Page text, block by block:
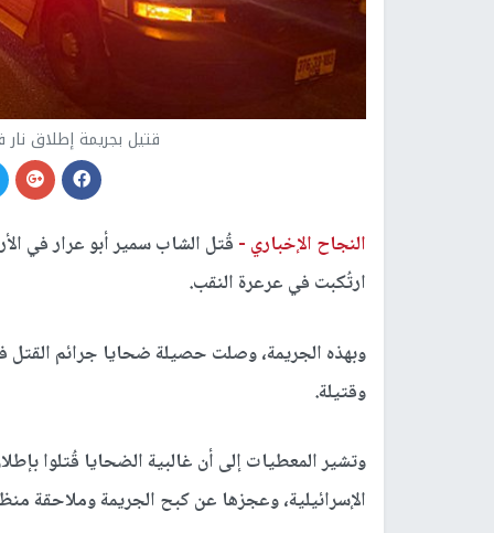
قتيل بجريمة إطلاق نار
النجاح الإخباري - قُتل الشاب سمير أبو عرار في
ارتُكبت في عرعرة النقب.
وقتيلة.
وتشير المعطيات إلى أن غالبية الضحايا قُتلوا
الإسرائيلية، وعجزها عن كبح الجريمة وملاحقة